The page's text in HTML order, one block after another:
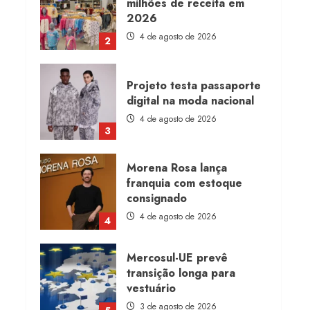
2
2026
4 de agosto de 2026
3
Projeto testa passaporte
digital na moda nacional
4 de agosto de 2026
4
Morena Rosa lança
franquia com estoque
consignado
4 de agosto de 2026
Mercosul-UE prevê
transição longa para
vestuário
3 de agosto de 2026